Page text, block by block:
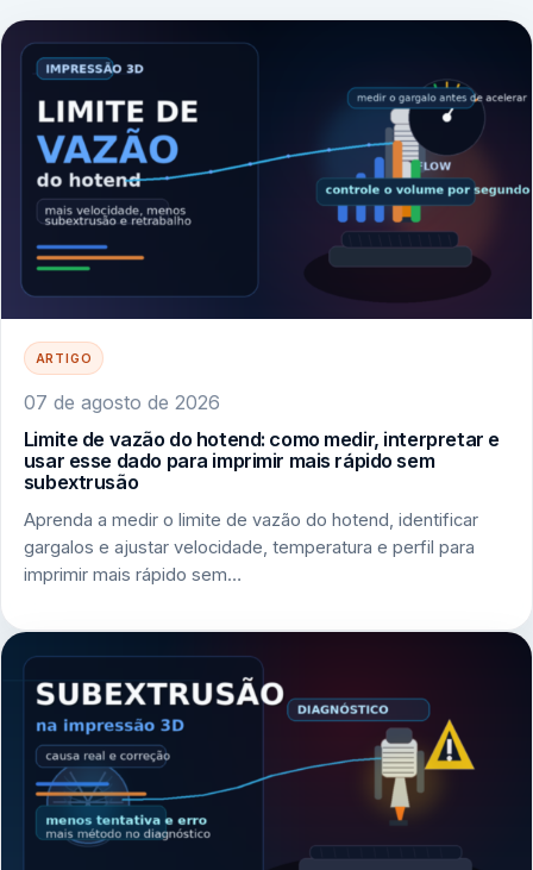
ARTIGO
07 de agosto de 2026
Limite de vazão do hotend: como medir, interpretar e
usar esse dado para imprimir mais rápido sem
subextrusão
Aprenda a medir o limite de vazão do hotend, identificar
gargalos e ajustar velocidade, temperatura e perfil para
imprimir mais rápido sem…